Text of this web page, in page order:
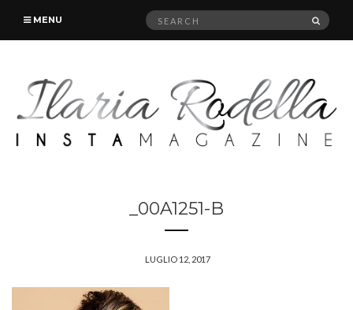
MENU
Search
_00A1251-B
LUGLIO 12, 2017